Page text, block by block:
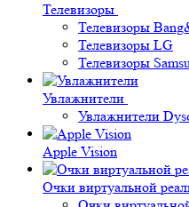
Телевизоры
Телевизоры
Телевизоры LG
Телевизоры
Увлажнители
Увлажнители
Apple Vision
Очки виртуальной